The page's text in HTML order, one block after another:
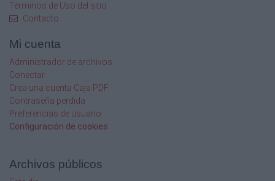
Términos de Uso del sitio
Contacto
Mi cuenta
Administrador de archivos
Conectar
Crea una cuenta Caja PDF
Contraseña perdida
Preferencias de usuario
Configuración de cookies
Archivos públicos